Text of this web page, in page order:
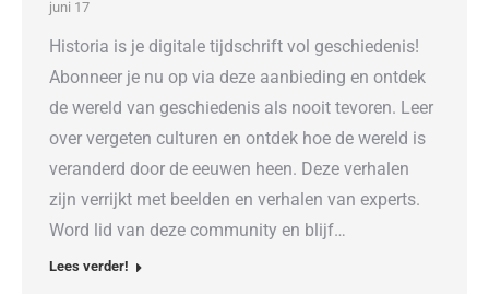
juni 17
Historia is je digitale tijdschrift vol geschiedenis!
Abonneer je nu op via deze aanbieding en ontdek
de wereld van geschiedenis als nooit tevoren. Leer
over vergeten culturen en ontdek hoe de wereld is
veranderd door de eeuwen heen. Deze verhalen
zijn verrijkt met beelden en verhalen van experts.
Word lid van deze community en blijf…
Lees verder!